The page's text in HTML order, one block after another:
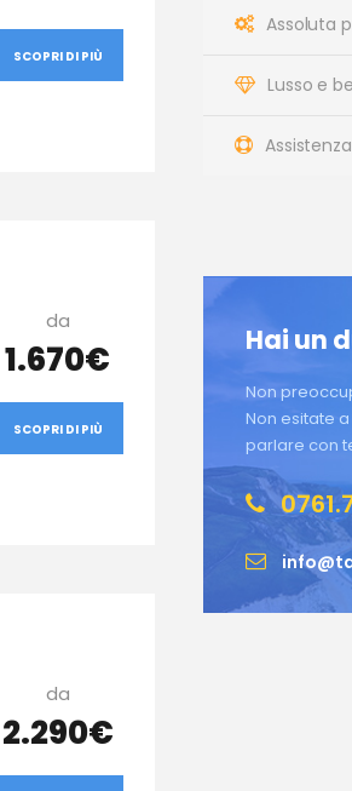
SCOPRI DI PIÙ
da
1.670€
SCOPRI DI PIÙ
da
2.290€
Assoluta
Lusso e
Hai un
Non
Non esitate
parlare con